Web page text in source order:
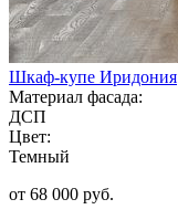
Шкаф-купе Иридония
Материал фасада:
ДСП
Цвет:
Темный
от 68 000 руб.